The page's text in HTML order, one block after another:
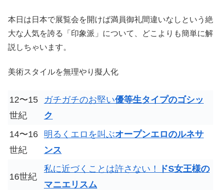
本日は日本で展覧会を開けば満員御礼間違いなしという絶
大な人気を誇る「印象派」について、どこよりも簡単に解
説しちゃいます。
美術スタイルを無理やり擬人化
12〜15
世紀
ガチガチのお堅い優等生タイプのゴシッ
ク
14〜16
世紀
明るくエロを叫ぶオープンエロのルネサ
ンス
16世紀
私に近づくことは許さない！
ドS女王様の
マニエリスム